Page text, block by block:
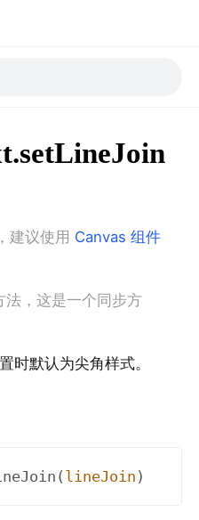
建议使用 Canvas 组件
，这是一个同步方
时默认为尖角样式。
lineJoin )